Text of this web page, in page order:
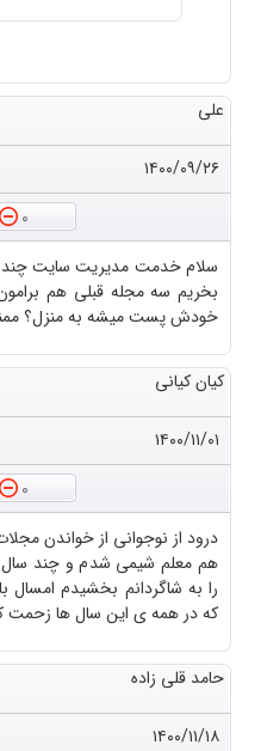
علی
۱۴۰۰/۰۹/۲۶
0
سلام خدمت مدیریت سایت چند
بخریم سه مجله قبلی هم
خودش پست میشه به منزل؟
کیان کیانی
۱۴۰۰/۱۱/۰۱
0
درود از نوجوانی از خواندن
هم معلم شیمی شدم و چند
را به شاگردانم بخشیدم
که در همه ی این سال ها زحمت
حامد قلی زاده
۱۴۰۰/۱۱/۱۸